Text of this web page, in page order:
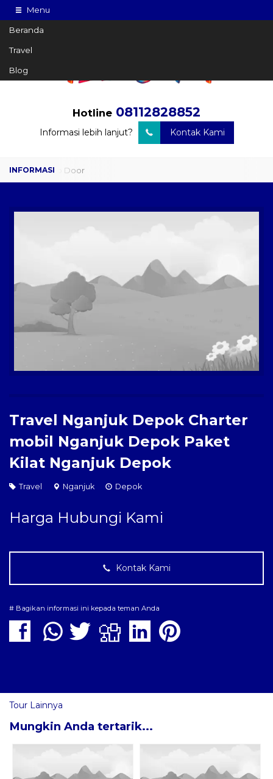
Menu
Beranda
Travel
Blog
Hotline 08112828852
Informasi lebih lanjut? Kontak Kami
Travel Door to Door
Paket Kilat
Pengiriman Barang
Travel Nganjuk Depok Charter
mobil Nganjuk Depok Paket
Kilat Nganjuk Depok
Travel Nganjuk Depok
Harga Hubungi Kami
Kontak Kami
# Bagikan informasi ini kepada teman Anda
Tour Lainnya
Mungkin Anda tertarik...